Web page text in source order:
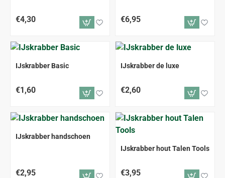
€4,30 €6,95
IJskrabber Basic
€1,60
IJskrabber de luxe
€2,60
IJskrabber handschoen
€2,95
IJskrabber hout Talen Tools
€3,95